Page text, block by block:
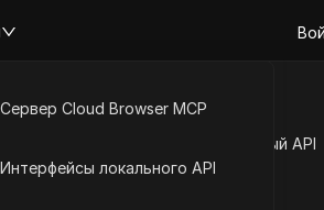
Открытый API
Сервер Cloud Browser MCP
Интерфейсы локального API